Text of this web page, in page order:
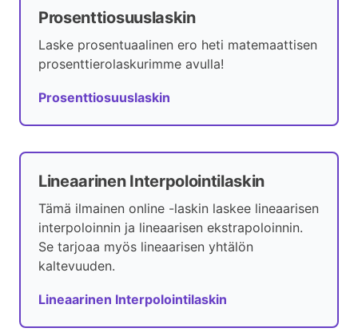
Prosenttiosuuslaskin
Laske prosentuaalinen ero heti matemaattisen
prosenttierolaskurimme avulla!
Prosenttiosuuslaskin
Lineaarinen Interpolointilaskin
Tämä ilmainen online -laskin laskee lineaarisen
interpoloinnin ja lineaarisen ekstrapoloinnin.
Se tarjoaa myös lineaarisen yhtälön
kaltevuuden.
Lineaarinen Interpolointilaskin